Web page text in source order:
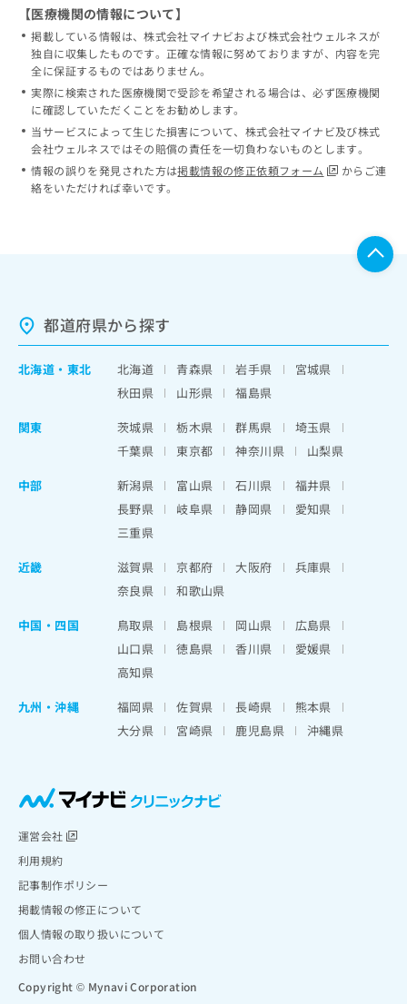
【医療機関の情報について】
掲載している情報は、株式会社マイナビおよび株式会社ウェルネスが
独自に収集したものです。正確な情報に努めておりますが、内容を完
全に保証するものではありません。
実際に検索された医療機関で受診を希望される場合は、必ず医療機関
に確認していただくことをお勧めします。
当サービスによって生じた損害について、株式会社マイナビ及び株式
会社ウェルネスではその賠償の責任を一切負わないものとします。
情報の誤りを発見された方は掲載情報の修正依頼フォーム
からご連
絡をいただければ幸いです。
都道府県から探す
北海道 ・ 東北 北海道 青森県 岩手県
宮城県
秋田県
山形県
福島県
関東
茨城県 栃木県 群馬県
埼玉県
千葉県
東京都 神奈川県
山梨県
中部
新潟県 富山県 石川県
福井県
長野県
岐阜県 静岡県
愛知県
三重県
近畿
滋賀県 京都府 大阪府
兵庫県
奈良県
和歌山県
中国・四国
鳥取県 島根県 岡山県
広島県
山口県
徳島県 香川県
愛媛県
高知県
九州・沖縄
福岡県 佐賀県 長崎県
熊本県
大分県
宮崎県 鹿児島県 沖縄県
運営会社
利用規約
記事制作ポリシー
掲載情報の修正について
個人情報の取り扱いについて
お問い合わせ
Copyright © Mynavi Corporation